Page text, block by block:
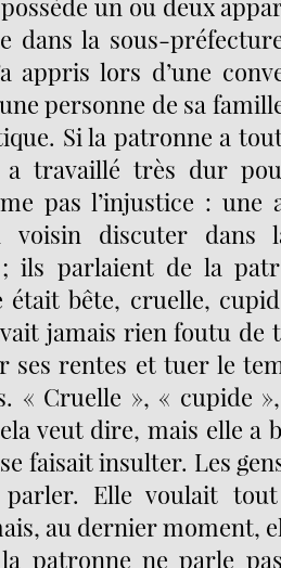
dans la sous-
appris lors d’une
personne de sa
Si la patronne a
a travaillé très dur
pas l’injustice :
voisin discuter dans
ils parlaient de la
était bête, cruelle,
jamais rien foutu de
ses rentes et tuer le
« Cruelle », « cupide
veut dire, mais elle a
faisait insulter. Les
Elle voulait
au dernier moment,
patronne ne parle